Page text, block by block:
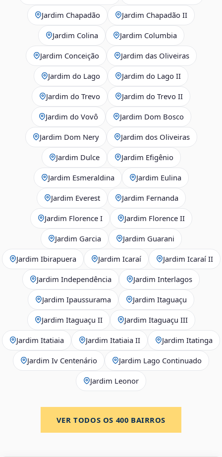
Jardim Chapadão Jardim Chapadão II
Jardim Colina Jardim Columbia
Jardim Conceição Jardim das Oliveiras
Jardim do Lago Jardim do Lago II
Jardim do Trevo Jardim do Trevo II
Jardim do Vovô Jardim Dom Bosco
Jardim Dom Nery Jardim dos Oliveiras
Jardim Dulce Jardim Efigênio
Jardim Esmeraldina Jardim Eulina
Jardim Everest Jardim Fernanda
Jardim Florence I Jardim Florence II
Jardim Garcia Jardim Guarani
Jardim Ibirapuera Jardim Icaraí Jardim Icaraí II
Jardim Independência Jardim Interlagos
Jardim Ipaussurama Jardim Itaguaçu
Jardim Itaguaçu II Jardim Itaguaçu III
Jardim Itatiaia Jardim Itatiaia II Jardim Itatinga
Jardim Iv Centenário Jardim Lago Continuado
Jardim Leonor
VER TODOS OS 400 BAIRROS